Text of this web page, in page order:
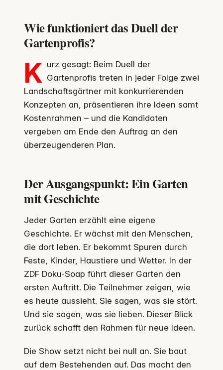
Wie funktioniert das Duell der
Gartenprofis?
K urz gesagt: Beim Duell der
Gartenprofis treten in jeder Folge zwei
Landschaftsgärtner mit konkurrierenden
Konzepten an, präsentieren ihre Ideen samt
Kostenrahmen – und die Kandidaten
vergeben am Ende den Auftrag an den
überzeugenderen Plan.
Der Ausgangspunkt: Ein Garten
mit Geschichte
Jeder Garten erzählt eine eigene
Geschichte. Er wächst mit den Menschen,
die dort leben. Er bekommt Spuren durch
Feste, Kinder, Haustiere und Wetter. In der
ZDF Doku-Soap führt dieser Garten den
ersten Auftritt. Die Teilnehmer zeigen, wie
es heute aussieht. Sie sagen, was sie stört.
Und sie sagen, was sie lieben. Dieser Blick
zurück schafft den Rahmen für neue Ideen.
Die Show setzt nicht bei null an. Sie baut
auf dem Bestehenden auf. Das macht den